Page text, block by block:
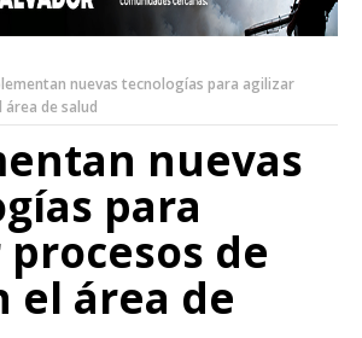
nuevas tecnologías para agilizar
de salud
nuevas
para
de
el área de